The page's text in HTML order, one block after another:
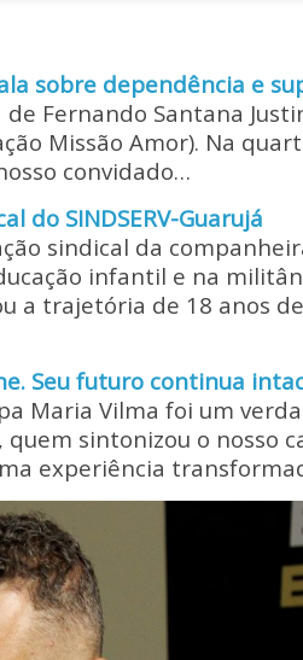
sobre dependência e
Fernando Santana
Missão Amor). Na
convidado…
do SINDSERV-Guarujá
sindical da
infantil e na
a trajetória de 18 anos
Seu futuro continua
Maria Vilma foi um
sintonizou o nosso
experiência